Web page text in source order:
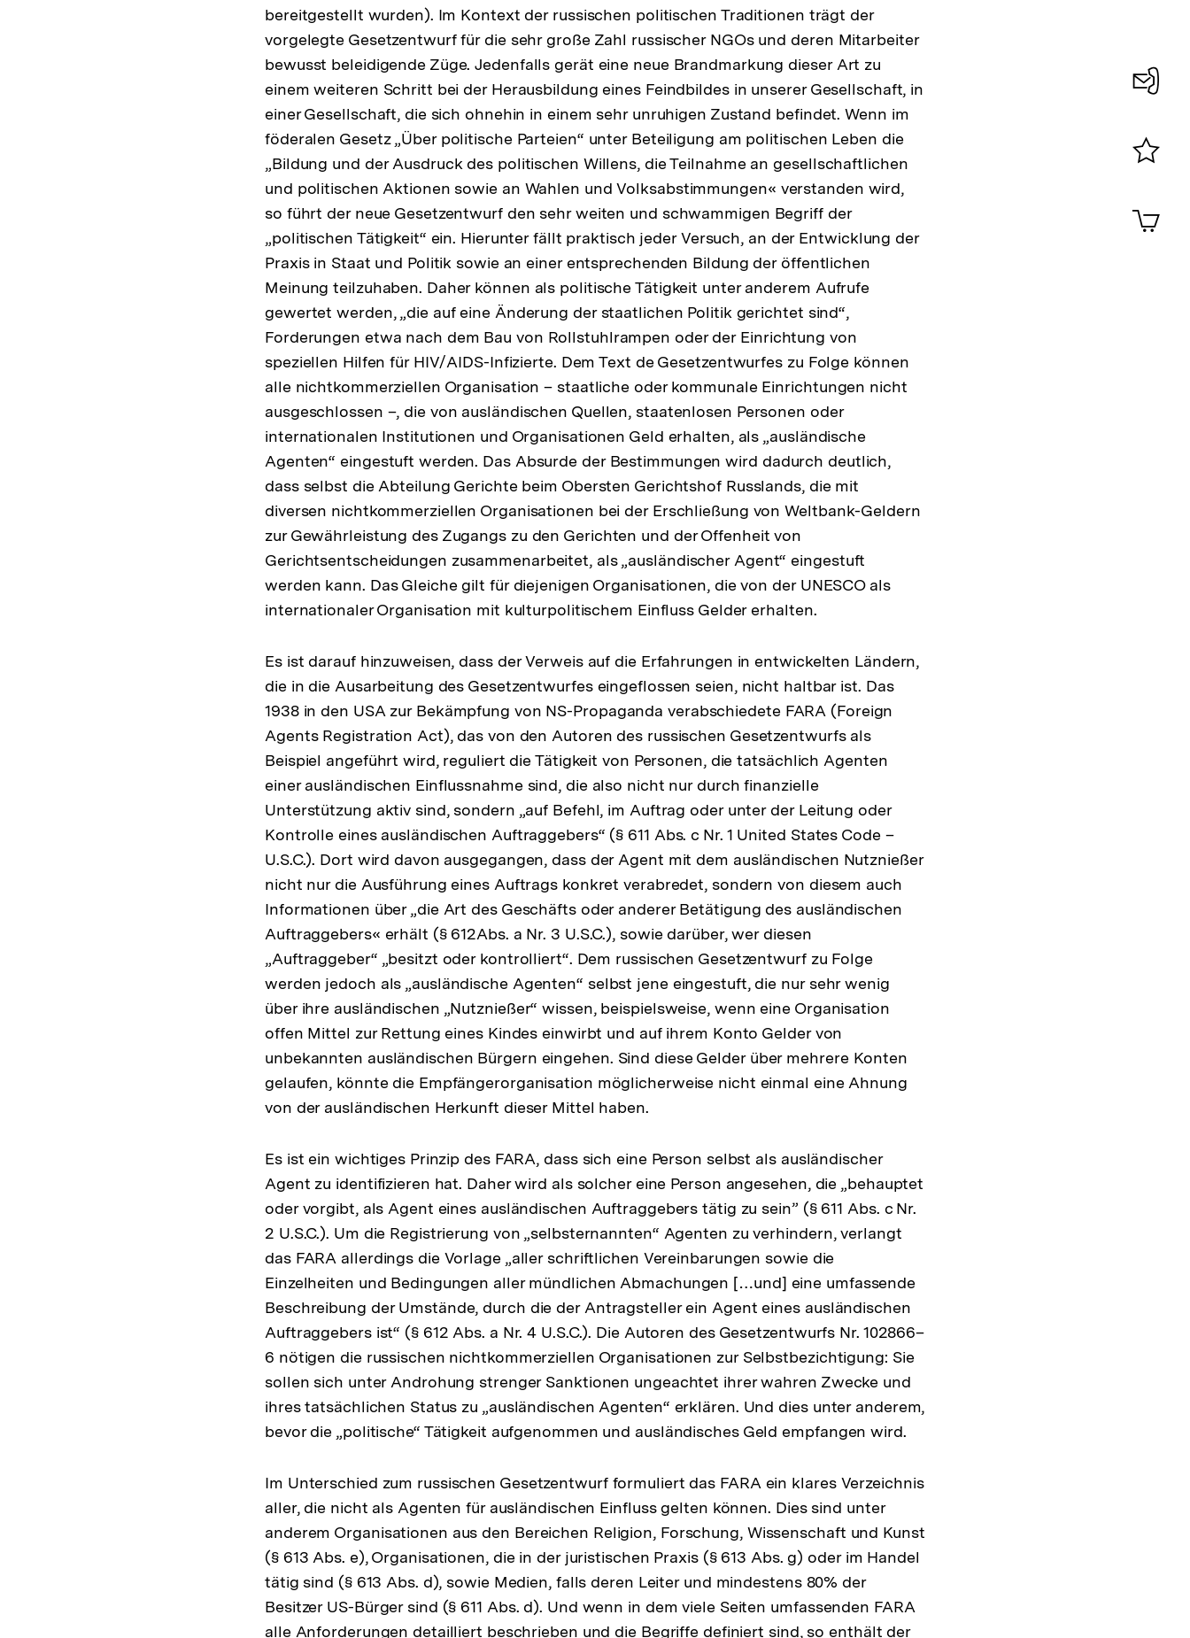
bereitgestellt wurden). Im Kontext der russischen politischen Traditionen trägt der
vorgelegte Gesetzentwurf für die sehr große Zahl russischer NGOs und deren Mitarbeiter
bewusst beleidigende Züge. Jedenfalls gerät eine neue Brandmarkung dieser Art zu
einem weiteren Schritt bei der Herausbildung eines Feindbildes in unserer Gesellschaft, in
einer Gesellschaft, die sich ohnehin in einem sehr unruhigen Zustand befindet. Wenn im
föderalen Gesetz „Über politische Parteien“ unter Beteiligung am politischen Leben die
„Bildung und der Ausdruck des politischen Willens, die Teilnahme an gesellschaftlichen
und politischen Aktionen sowie an Wahlen und Volksabstimmungen« verstanden wird,
so führt der neue Gesetzentwurf den sehr weiten und schwammigen Begriff der
„politischen Tätigkeit“ ein. Hierunter fällt praktisch jeder Versuch, an der Entwicklung der
Praxis in Staat und Politik sowie an einer entsprechenden Bildung der öffentlichen
Meinung teilzuhaben. Daher können als politische Tätigkeit unter anderem Aufrufe
gewertet werden, „die auf eine Änderung der staatlichen Politik gerichtet sind“,
Forderungen etwa nach dem Bau von Rollstuhlrampen oder der Einrichtung von
speziellen Hilfen für HIV/AIDS-Infizierte. Dem Text de Gesetzentwurfes zu Folge können
alle nichtkommerziellen Organisation – staatliche oder kommunale Einrichtungen nicht
ausgeschlossen –, die von ausländischen Quellen, staatenlosen Personen oder
internationalen Institutionen und Organisationen Geld erhalten, als „ausländische
Agenten“ eingestuft werden. Das Absurde der Bestimmungen wird dadurch deutlich,
dass selbst die Abteilung Gerichte beim Obersten Gerichtshof Russlands, die mit
diversen nichtkommerziellen Organisationen bei der Erschließung von Weltbank-Geldern
zur Gewährleistung des Zugangs zu den Gerichten und der Offenheit von
Gerichtsentscheidungen zusammenarbeitet, als „ausländischer Agent“ eingestuft
werden kann. Das Gleiche gilt für diejenigen Organisationen, die von der UNESCO als
internationaler Organisation mit kulturpolitischem Einfluss Gelder erhalten.
Es ist darauf hinzuweisen, dass der Verweis auf die Erfahrungen in entwickelten Ländern,
die in die Ausarbeitung des Gesetzentwurfes eingeflossen seien, nicht haltbar ist. Das
1938 in den USA zur Bekämpfung von NS-Propaganda verabschiedete FARA (Foreign
Agents Registration Act), das von den Autoren des russischen Gesetzentwurfs als
Beispiel angeführt wird, reguliert die Tätigkeit von Personen, die tatsächlich Agenten
einer ausländischen Einflussnahme sind, die also nicht nur durch finanzielle
Unterstützung aktiv sind, sondern „auf Befehl, im Auftrag oder unter der Leitung oder
Kontrolle eines ausländischen Auftraggebers“ (§ 611 Abs. c Nr. 1 United States Code –
U.S.C.). Dort wird davon ausgegangen, dass der Agent mit dem ausländischen Nutznießer
nicht nur die Ausführung eines Auftrags konkret verabredet, sondern von diesem auch
Informationen über „die Art des Geschäfts oder anderer Betätigung des ausländischen
Auftraggebers« erhält (§ 612Abs. a Nr. 3 U.S.C.), sowie darüber, wer diesen
„Auftraggeber“ „besitzt oder kontrolliert“. Dem russischen Gesetzentwurf zu Folge
werden jedoch als „ausländische Agenten“ selbst jene eingestuft, die nur sehr wenig
über ihre ausländischen „Nutznießer“ wissen, beispielsweise, wenn eine Organisation
offen Mittel zur Rettung eines Kindes einwirbt und auf ihrem Konto Gelder von
unbekannten ausländischen Bürgern eingehen. Sind diese Gelder über mehrere Konten
gelaufen, könnte die Empfängerorganisation möglicherweise nicht einmal eine Ahnung
von der ausländischen Herkunft dieser Mittel haben.
Es ist ein wichtiges Prinzip des FARA, dass sich eine Person selbst als ausländischer
Agent zu identifizieren hat. Daher wird als solcher eine Person angesehen, die „behauptet
oder vorgibt, als Agent eines ausländischen Auftraggebers tätig zu sein” (§ 611 Abs. c Nr.
2 U.S.C.). Um die Registrierung von „selbsternannten“ Agenten zu verhindern, verlangt
das FARA allerdings die Vorlage „aller schriftlichen Vereinbarungen sowie die
Einzelheiten und Bedingungen aller mündlichen Abmachungen […und] eine umfassende
Beschreibung der Umstände, durch die der Antragsteller ein Agent eines ausländischen
Auftraggebers ist“ (§ 612 Abs. a Nr. 4 U.S.C.). Die Autoren des Gesetzentwurfs Nr. 102866–
6 nötigen die russischen nichtkommerziellen Organisationen zur Selbstbezichtigung: Sie
sollen sich unter Androhung strenger Sanktionen ungeachtet ihrer wahren Zwecke und
ihres tatsächlichen Status zu „ausländischen Agenten“ erklären. Und dies unter anderem,
bevor die „politische“ Tätigkeit aufgenommen und ausländisches Geld empfangen wird.
Im Unterschied zum russischen Gesetzentwurf formuliert das FARA ein klares Verzeichnis
aller, die nicht als Agenten für ausländischen Einfluss gelten können. Dies sind unter
anderem Organisationen aus den Bereichen Religion, Forschung, Wissenschaft und Kunst
(§ 613 Abs. e), Organisationen, die in der juristischen Praxis (§ 613 Abs. g) oder im Handel
tätig sind (§ 613 Abs. d), sowie Medien, falls deren Leiter und mindestens 80% der
Besitzer US-Bürger sind (§ 611 Abs. d). Und wenn in dem viele Seiten umfassenden FARA
alle Anforderungen detailliert beschrieben und die Begriffe definiert sind, so enthält der